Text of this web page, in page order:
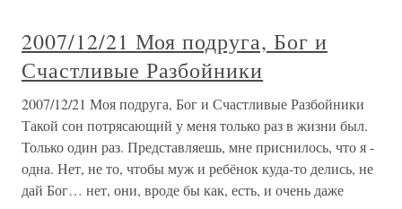
2007/12/21 Моя подруга, Бог и
Счастливые Разбойники
2007/12/21 Моя подруга, Бог и Счастливые Разбойники
Такой сон потрясающий у меня только раз в жизни был.
Только один раз. Представляешь, мне приснилось, что я -
одна. Нет, не то, чтобы муж и ребёнок куда-то делись, не
дай Бог… нет, они, вроде бы как, есть, и очень даже